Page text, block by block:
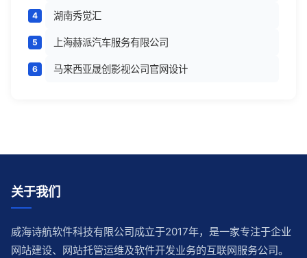
湖南秀觉汇
上海赫派汽车服务有限公司
马来西亚晟创影视公司官网设计
关于我们
威海诗航软件科技有限公司成立于2017年，是一家专注于企业
网站建设、网站托管运维及软件开发业务的互联网服务公司。